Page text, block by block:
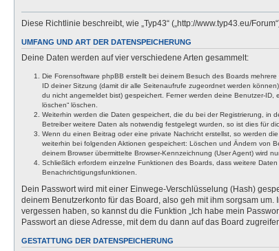
Diese Richtlinie beschreibt, wie „Typ43“ („http://www.typ43.eu/
UMFANG UND ART DER DATENSPEICHERUNG
Deine Daten werden auf vier verschiedene Arten gesammelt:
Die Forensoftware phpBB erstellt bei deinem Besuch des Boards
ID deiner Sitzung (damit dir alle Seitenaufrufe zugeordnet werden
du nicht angemeldet bist) gespeichert. Ferner werden deine Benutzer-
löschen“ löschen.
Weiterhin werden die Daten gespeichert, die du bei der Registrierung, in
Betreiber weitere Daten als notwendig festgelegt wurden, so ist dies für
Wenn du einen Beitrag oder eine private Nachricht erstellst, so werden
weiterhin bei folgenden Aktionen gespeichert: Löschen und Ändern von
deinem Browser übermittelte Browser-Kennzeichnung (User Agent) wird
Schließlich erfordern einzelne Funktionen des Boards, dass weitere
Benachrichtigungsfunktionen.
Dein Passwort wird mit einer Einwege-Verschlüsselung (Hash)
deinem Benutzerkonto für das Board, also geh mit ihm sorgsam
vergessen haben, so kannst du die Funktion „Ich habe mein
Passwort an diese Adresse, mit dem du dann auf das Board
GESTATTUNG DER DATENSPEICHERUNG